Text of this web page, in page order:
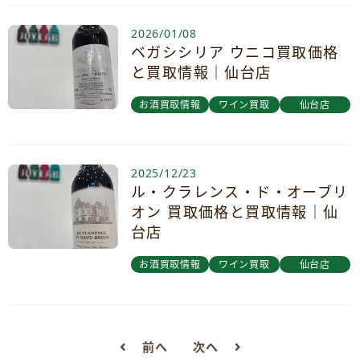
2026/01/08
ベガシシリア ウニコ買取価格
と買取情報｜仙台店
お酒買取情報 ワイン買取 仙台店
2025/12/23
ル・クラレンス・ド・オーブリ
オン 買取価格と買取情報｜仙
台店
お酒買取情報 ワイン買取 仙台店
前へ 次へ